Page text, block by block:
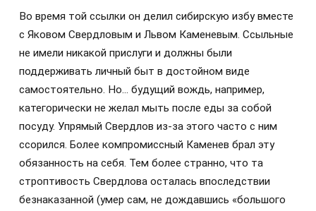
Во время той ссылки он делил сибирскую избу вместе
с Яковом Свердловым и Львом Каменевым. Ссыльные
не имели никакой прислуги и должны были
поддерживать личный быт в достойном виде
самостоятельно. Но… будущий вождь, например,
категорически не желал мыть после еды за собой
посуду. Упрямый Свердлов из-за этого часто с ним
ссорился. Более компромиссный Каменев брал эту
обязанность на себя. Тем более странно, что та
строптивость Свердлова осталась впоследствии
безнаказанной (умер сам, не дождавшись «большого